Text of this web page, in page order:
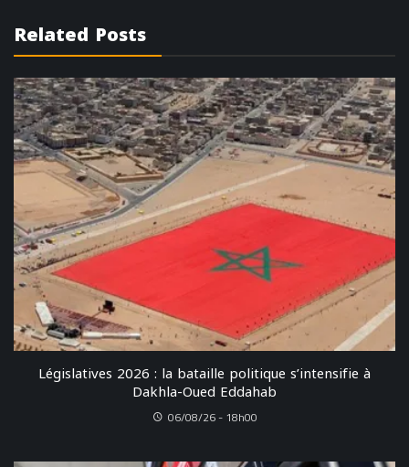
Related Posts
Législatives 2026 : la bataille politique s’intensifie à
Dakhla-Oued Eddahab
06/08/26 - 18h00